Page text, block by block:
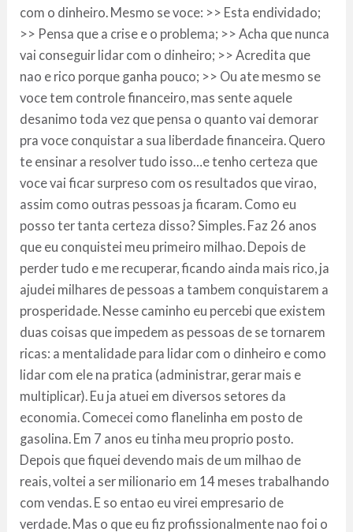
com o dinheiro. Mesmo se voce: >> Esta endividado;
>> Pensa que a crise e o problema; >> Acha que nunca
vai conseguir lidar com o dinheiro; >> Acredita que
nao e rico porque ganha pouco; >> Ou ate mesmo se
voce tem controle financeiro, mas sente aquele
desanimo toda vez que pensa o quanto vai demorar
pra voce conquistar a sua liberdade financeira. Quero
te ensinar a resolver tudo isso…e tenho certeza que
voce vai ficar surpreso com os resultados que virao,
assim como outras pessoas ja ficaram. Como eu
posso ter tanta certeza disso? Simples. Faz 26 anos
que eu conquistei meu primeiro milhao. Depois de
perder tudo e me recuperar, ficando ainda mais rico, ja
ajudei milhares de pessoas a tambem conquistarem a
prosperidade. Nesse caminho eu percebi que existem
duas coisas que impedem as pessoas de se tornarem
ricas: a mentalidade para lidar com o dinheiro e como
lidar com ele na pratica (administrar, gerar mais e
multiplicar). Eu ja atuei em diversos setores da
economia. Comecei como flanelinha em posto de
gasolina. Em 7 anos eu tinha meu proprio posto.
Depois que fiquei devendo mais de um milhao de
reais, voltei a ser milionario em 14 meses trabalhando
com vendas. E so entao eu virei empresario de
verdade. Mas o que eu fiz profissionalmente nao foi o